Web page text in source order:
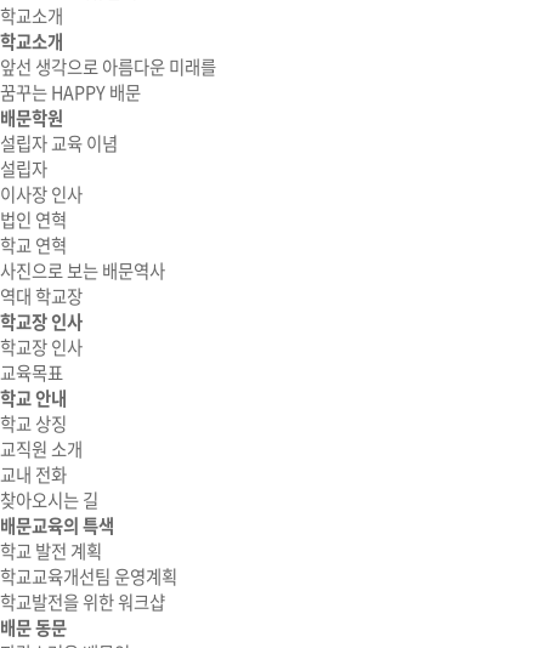
학교소개
학교소개
앞선 생각으로 아름다운 미래를
꿈꾸는 HAPPY 배문
배문학원
설립자 교육 이념
설립자
이사장 인사
법인 연혁
학교 연혁
사진으로 보는 배문역사
역대 학교장
학교장 인사
학교장 인사
교육목표
학교 안내
학교 상징
교직원 소개
교내 전화
찾아오시는 길
배문교육의 특색
학교 발전 계획
학교교육개선팀 운영계획
학교발전을 위한 워크샵
배문 동문